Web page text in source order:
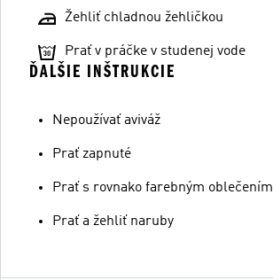
Žehliť chladnou žehličkou
Prať v práčke v studenej vode
ĎALŠIE INŠTRUKCIE
Nepoužívať aviváž
Prať zapnuté
Prať s rovnako farebným oblečením
Prať a žehliť naruby